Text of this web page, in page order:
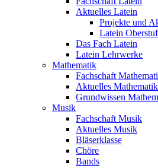
Aktuelles Latein
Projekte und
Latein
Das Fach Latein
Latein Lehrwerke
Mathematik
Fachschaft
Aktuelles Mathematik
Grundwissen
Musik
Fachschaft Musik
Aktuelles Musik
Bläserklasse
Chöre
Bands